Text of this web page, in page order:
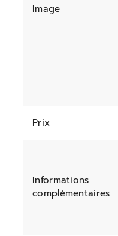
Image
Prix
Informations
complémentaires